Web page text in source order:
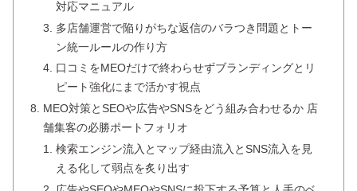
対応マニュアル
多店舗運営で陥りがちな返信のバラつき問題とトー
ン統一ルールの作り方
口コミをMEOだけで終わらせずブランディングとリ
ピート強化にまで活かす視点
MEO対策とSEOや広告やSNSをどう組み合わせるか 店
舗集客の必勝ポートフォリオ
検索エンジン流入とマップ経由流入とSNS流入を見
える化して弱点を炙り出す